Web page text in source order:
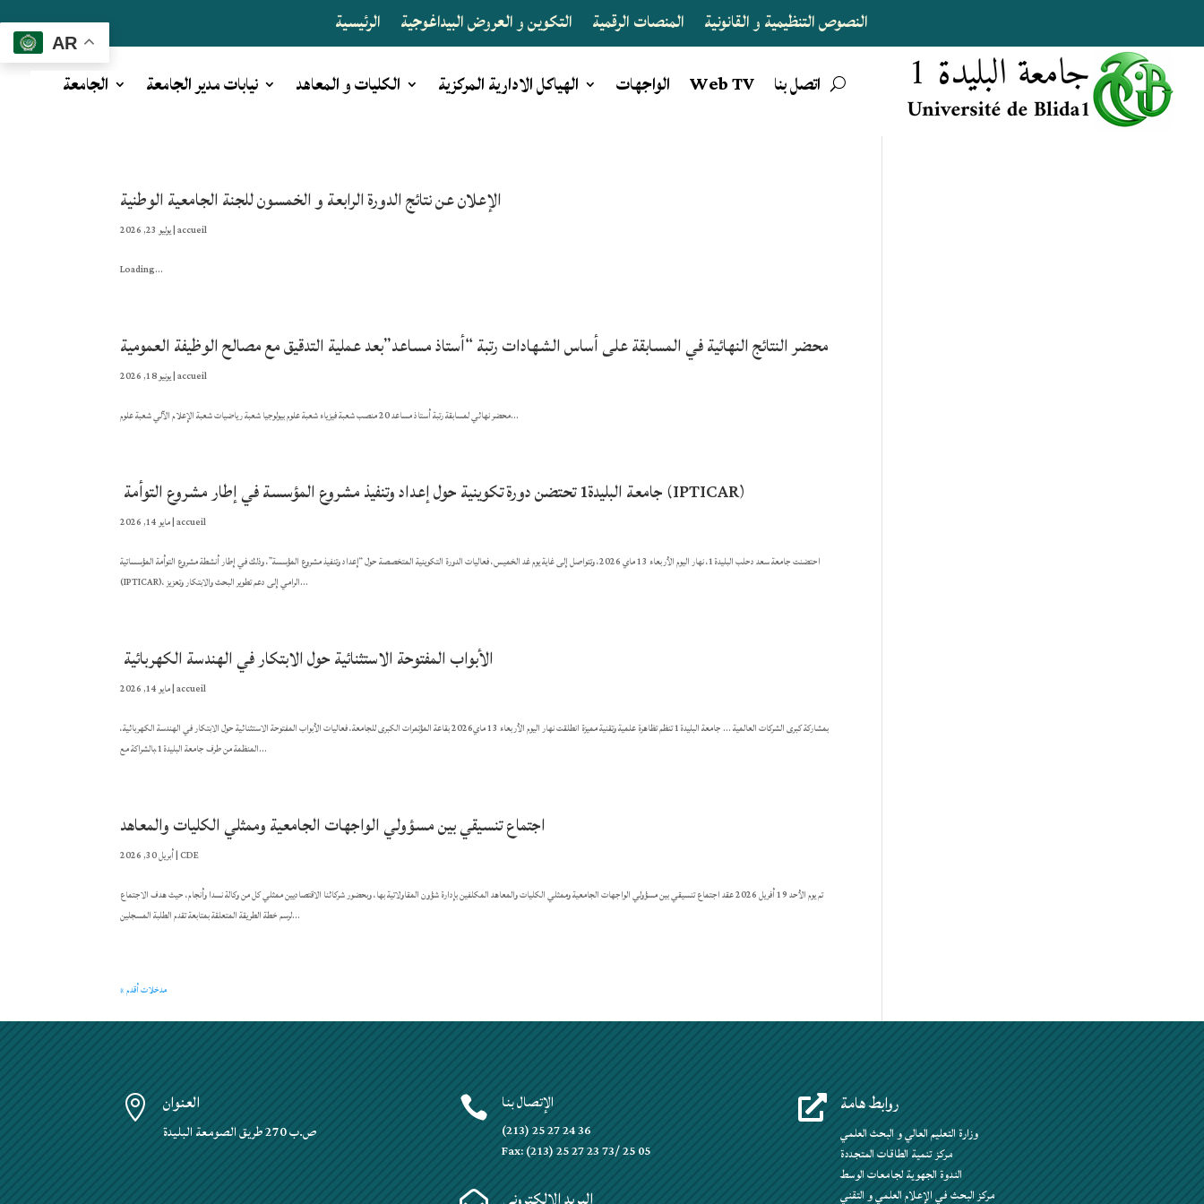
AR
الرئيسية التكوين و العروض البيداغوجية المنصات الرقمية النصوص التنظيمية و القانونية
الجامعة نيابات مدير الجامعة الكليات و المعاهد الهياكل الادارية المركزية الواجهات Web TV اتصل بنا
الإعلان عن نتائج الدورة الرابعة و الخمسون للجنة الجامعية الوطنية
يوليو 23, 2026|accueil
Loading...
محضر النتائج النهائية في المسابقة على أساس الشهادات رتبة “أستاذ مساعد”بعد عملية التدقيق مع مصالح الوظيفة العمومية
يونيو 18, 2026|accueil
محضر نهائي لمسابقة رتبة أستاذ مساعد 20 منصب شعبة فيزياء شعبة علوم بيولوجيا شعبة رياضيات شعبة الإعلام الآلي شعبة علوم...
جامعة البليدة1 تحتضن دورة تكوينية حول إعداد وتنفيذ مشروع المؤسسة في إطار مشروع التوأمة (IPTICAR)
مايو 14, 2026|accueil
احتضنت جامعة سعد دحلب البليدة1، نهار اليوم الأربعاء 13 ماي 2026، وتتواصل إلى غاية يوم غد الخميس، فعاليات الدورة التكوينية المتخصصة حول “إعداد وتنفيذ مشروع المؤسسة”، وذلك في إطار أنشطة مشروع التوأمة المؤسساتية
(IPTICAR)، الرامي إلى دعم تطوير البحث والابتكار وتعزيز...
الأبواب المفتوحة الاستثنائية حول الابتكار في الهندسة الكهربائية
مايو 14, 2026|accueil
بمشاركة كبرى الشركات العالمية … جامعة البليدة1 تنظم تظاهرة علمية وتقنية مميزة انطلقت نهار اليوم الأربعاء 13 ماي2026 بقاعة المؤتمرات الكبرى للجامعة، فعاليات الأبواب المفتوحة الاستثنائية حول الابتكار في الهندسة الكهربائية،
المنظمة من طرف جامعة البليدة1،بالشراكة مع...
اجتماع تنسيقي بين مسؤولي الواجهات الجامعية وممثلي الكليات والمعاهد
أبريل 30, 2026|CDE
تم يوم الأحد 19 أفريل 2026 عقد اجتماع تنسيقي بين مسؤولي الواجهات الجامعية وممثلي الكليات والمعاهد المكلفين بإدارة شؤون المقاولاتية بها، وبحضور شركائنا الاقتصاديين ممثلي كل من وكالة نسدا وأنجام، حيث هدف الاجتماع
لرسم خطة الطريقة المتعلقة بمتابعة تقدم الطلبة المسجلين...
« مدخلات أقدم
 العنوان
ص.ب 270 طريق الصومعة البليدة
 الإتصال بنا
(213) 25 27 24 36
Fax: (213) 25 27 23 73/ 25 05
 روابط هامة
وزارة التعليم العالي و البحث العلمي
مركز تنمية الطاقات المتجددة
الندوة الجهوية لجامعات الوسط
مركز البحث في الإعلام العلمي و التقني